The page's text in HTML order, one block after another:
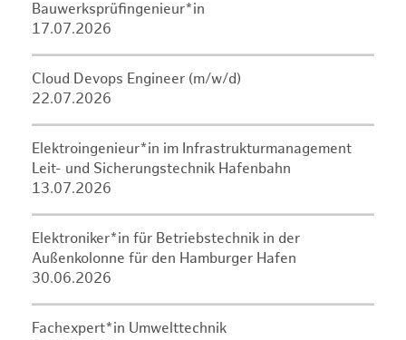
Bauwerksprüfingenieur*in
17.07.2026
Cloud Devops Engineer (m/w/d)
22.07.2026
Elektroingenieur*in im Infrastrukturmanagement
Leit- und Sicherungstechnik Hafenbahn
13.07.2026
Elektroniker*in für Betriebstechnik in der
Außenkolonne für den Hamburger Hafen
30.06.2026
Fachexpert*in Umwelttechnik